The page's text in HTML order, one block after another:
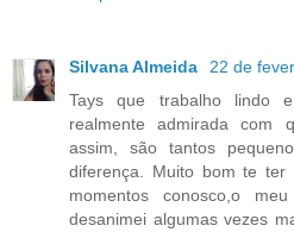
Silvana Almeida
22 de
Tays que trabalho lindo
realmente admirada com
assim, são tantos
diferença. Muito bom te ter
momentos conosco,o
desanimei algumas vezes